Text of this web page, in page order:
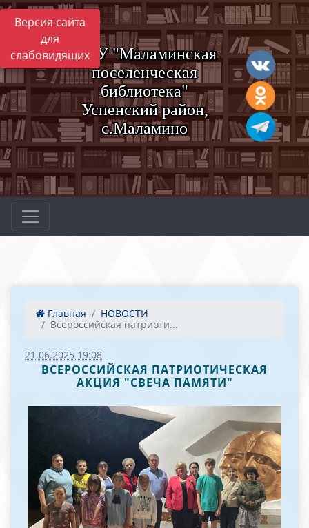
Версия сайта
для
слабовидящихМБУ "Маламинская
поселенческая
библиотека"
Успенский район,
с.Маламино
Главная
НОВОСТИ
Всероссийская патриоти...
21.06.2025 19:08
ВСЕРОССИЙСКАЯ ПАТРИОТИЧЕСКАЯ
АКЦИЯ "СВЕЧА ПАМЯТИ"